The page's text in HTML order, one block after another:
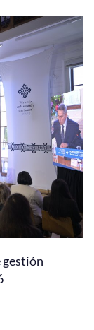
gestión